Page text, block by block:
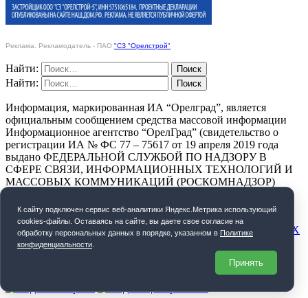
Реклама. Рекламодатель - ПАО "СЗ "Орелстрой"
Найти:
Найти:
Информация, маркированная ИА “Орелград”, является
официальным сообщением средства массовой информации
Информационное агентство “ОрелГрад” (свидетельство о
регистрации ИА № ФС 77 – 75617 от 19 апреля 2019 года
выдано ФЕДЕРАЛЬНОЙ СЛУЖБОЙ ПО НАДЗОРУ В
СФЕРЕ СВЯЗИ, ИНФОРМАЦИОННЫХ ТЕХНОЛОГИЙ И
МАССОВЫХ КОММУНИКАЦИЙ (РОСКОМНАДЗОР)
ПОЛИТИКА КОНФИДЕНЦИАЛЬНОСТИ
СОГЛАСИЕ НА ОБРАБОТКУ ПЕРСОНАЛЬНЫХ ДАННЫХ
К cайту подключен сервис веб-аналитики Яндекс.Метрика использующий
cookies-файлы. Оставаясь на сайте, вы даете свое согласие на
обработку персональных данных в порядке, указанном в Политике
конфиденциальности
Принять